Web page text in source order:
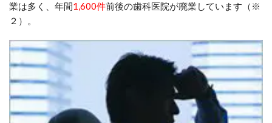
業は多く、年間1,600件前後の歯科医院が廃業しています（※
２）。